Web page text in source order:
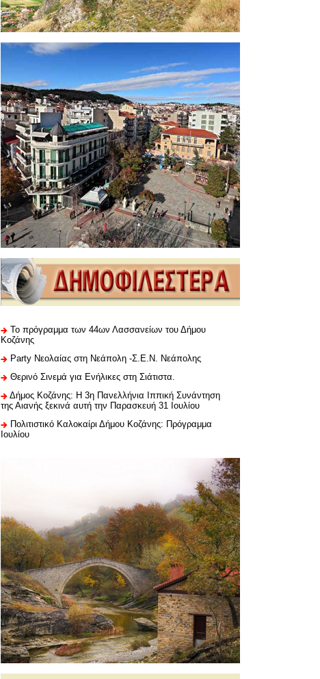
Το πρόγραμμα των 44ων Λασσανείων του Δήμου
Κοζάνης
Party Νεολαίας στη Νεάπολη -Σ.Ε.Ν. Νεάπολης
Θερινό Σινεμά για Ενήλικες στη Σιάτιστα.
Δήμος Κοζάνης: Η 3η Πανελλήνια Ιππική Συνάντηση
της Αιανής ξεκινά αυτή την Παρασκευή 31 Ιουλίου
Πολιτιστικό Καλοκαίρι Δήμου Κοζάνης: Πρόγραμμα
Ιουλίου